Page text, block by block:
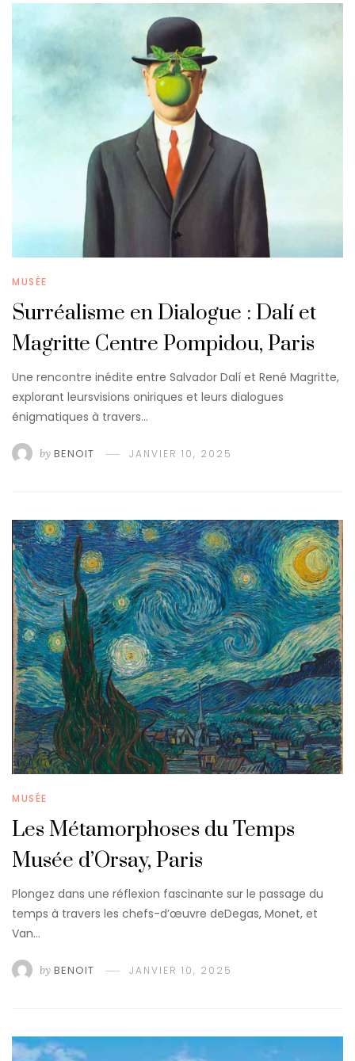
MUSÉE
Surréalisme en Dialogue : Dalí et
Magritte Centre Pompidou, Paris
Une rencontre inédite entre Salvador Dalí et René Magritte,
explorant leursvisions oniriques et leurs dialogues
énigmatiques à travers…
by BENOIT JANVIER 10, 2025
MUSÉE
Les Métamorphoses du Temps
Musée d’Orsay, Paris
Plongez dans une réflexion fascinante sur le passage du
temps à travers les chefs-d’œuvre deDegas, Monet, et
Van…
by BENOIT JANVIER 10, 2025